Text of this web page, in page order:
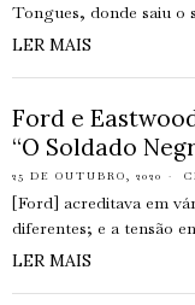
Tongues, donde saiu o
LER MAIS
Ford e
“O Soldado
25 DE OUTUBRO, 2020
[Ford] acreditava em
diferentes; e a tensão
LER MAIS